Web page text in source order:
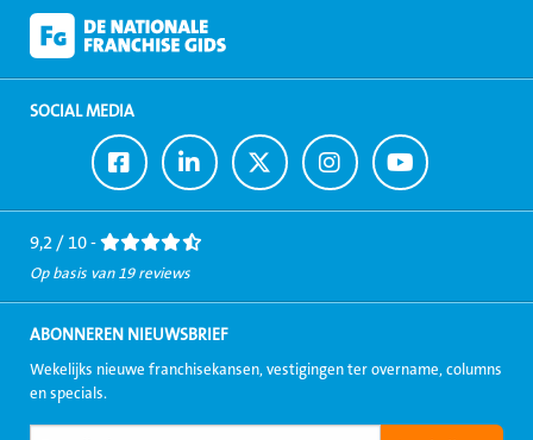
SOCIAL MEDIA
Ga
naar
Facebook
Ga
naar
LinkedIn
Ga
naar
Twitter
Ga
naar
Instagram
Ga
naar
Youtube
9,2 / 10 -
Op basis van 19 reviews
ABONNEREN NIEUWSBRIEF
Wekelijks nieuwe franchisekansen, vestigingen ter overname, columns
en specials.